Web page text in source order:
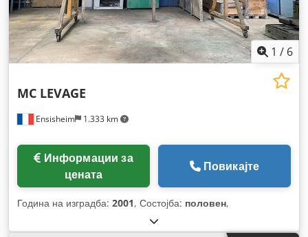
1 / 6
Ensisheim 1.333 km
MC LEVAGE
цената
Повикајте
Година на изградба: 2001, Состојба: половен,